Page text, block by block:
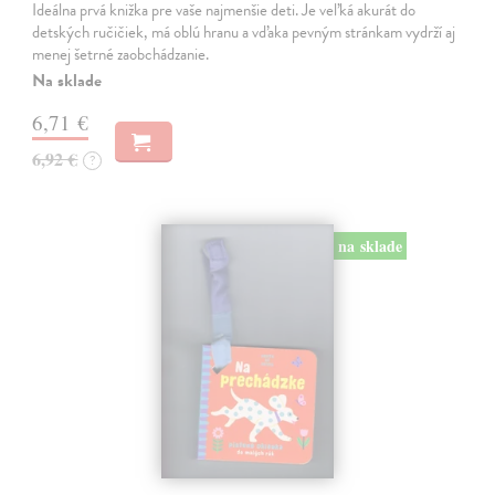
Ideálna prvá knižka pre vaše najmenšie deti. Je veľká akurát do
detských ručičiek, má oblú hranu a vďaka pevným stránkam vydrží aj
menej šetrné zaobchádzanie.
Na sklade
6,71 €
6,92 € ?
na sklade